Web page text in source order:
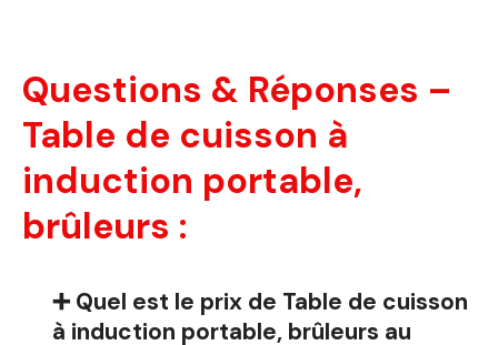
Questions & Réponses –
Table de cuisson à
induction portable,
brûleurs :
➕ Quel est le prix de Table de cuisson
à induction portable, brûleurs au